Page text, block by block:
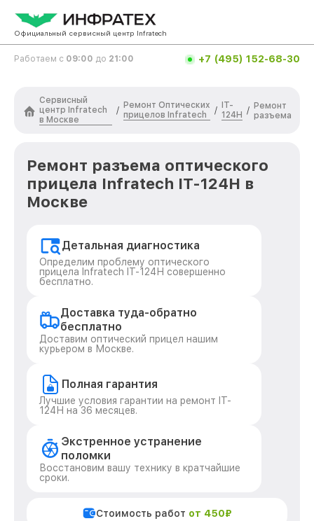
Официальный сервисный центр Infratech
Работаем с 09:00 до 21:00 +7 (495) 152-68-30
Сервисный
центр Infratech
в Москве
/
Ремонт Оптических
прицелов Infratech
/
IT-
124Н / Ремонт
разъема
Ремонт разъема оптического
прицела Infratech IT-124Н в
Москве
Детальная диагностика
Определим проблему оптического
прицела Infratech IT-124Н совершенно
бесплатно.
Доставка туда-обратно
бесплатно
Доставим оптический прицел нашим
курьером в Москве.
Полная гарантия
Лучшие условия гарантии на ремонт IT-
124Н на 36 месяцев.
Экстренное устранение
поломки
Восстановим вашу технику в кратчайшие
сроки.
Стоимость работ от 450₽